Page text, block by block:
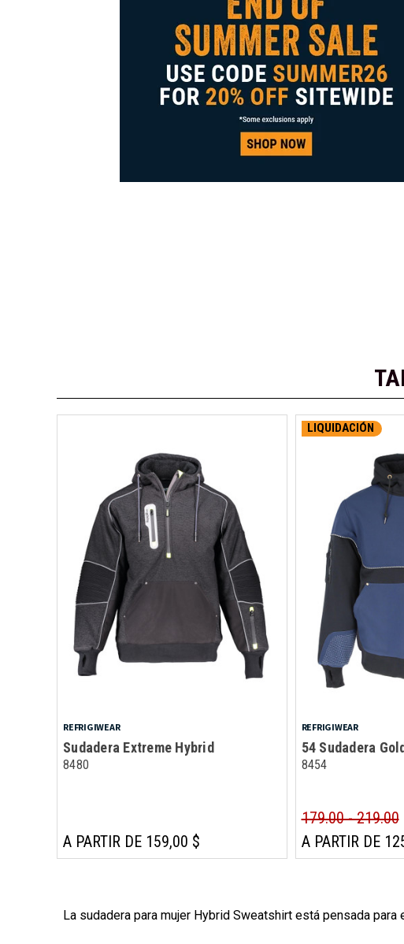
REFRIGIWEAR
Sudadera Extreme Hybrid
8480
A PARTIR DE 159,00 $
LIQUIDACIÓN
REFRIGIWEAR
54 Sudadera
8454
179.00 - 219.00
A PARTIR DE
La sudadera para mujer Hybrid Sweatshirt está pensada